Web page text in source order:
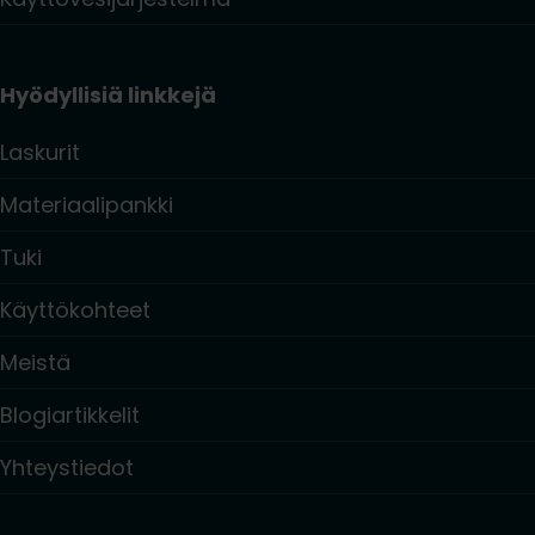
Hyödyllisiä linkkejä
Laskurit
Materiaalipankki
Tuki
Käyttökohteet
Meistä
Blogiartikkelit
Yhteystiedot